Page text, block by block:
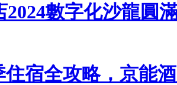
數字化沙龍圓
宿全攻略，京能